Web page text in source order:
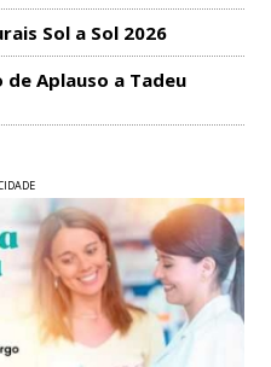
Sol a Sol 2026
Aplauso a Tadeu